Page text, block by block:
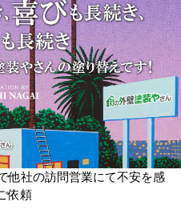
他社の訪問営業にて不安を感
依頼